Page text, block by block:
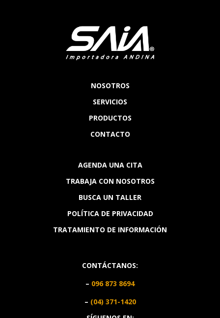
NOSOTROS
SERVICIOS
PRODUCTOS
CONTACTO
AGENDA UNA CITA
TRABAJA CON NOSOTROS
BUSCA UN TALLER
POLÍTICA DE PRIVACIDAD
TRATAMIENTO DE INFORMACIÓN
CONTÁCTANOS:
– 096 873 8694
– (04) 371-1420